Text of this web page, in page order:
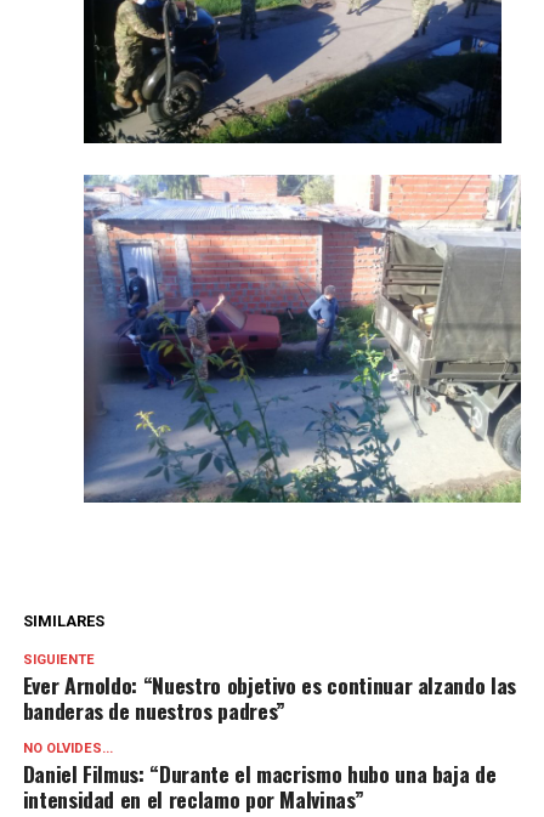
SIMILARES
SIGUIENTE
Ever Arnoldo: “Nuestro objetivo es continuar alzando las
banderas de nuestros padres”
NO OLVIDES...
Daniel Filmus: “Durante el macrismo hubo una baja de
intensidad en el reclamo por Malvinas”